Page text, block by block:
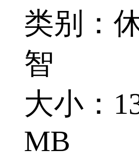
类别：
智
大小：
MB